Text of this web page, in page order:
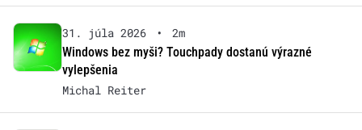
31. júla 2026 •
2m
Windows bez myši? Touchpady dostanú výrazné
vylepšenia
Michal Reiter